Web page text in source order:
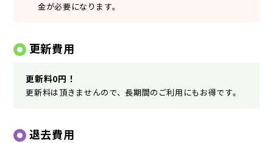
金が必要になります。
更新費用
更新料0円！
更新料は頂きませんので、長期間のご利用にもお得です。
退去費用